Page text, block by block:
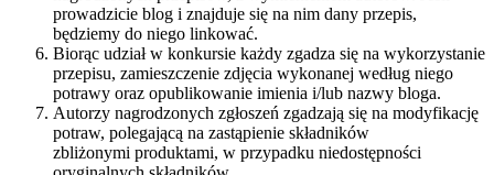
prowadzicie blog i znajduje się na nim dany przepis,
będziemy do niego linkować.
Biorąc udział w konkursie każdy zgadza się na wykorzystanie
przepisu, zamieszczenie zdjęcia wykonanej według niego
potrawy oraz opublikowanie imienia i/lub nazwy bloga.
Autorzy nagrodzonych zgłoszeń zgadzają się na modyfikację
potraw, polegającą na zastąpienie składników
zbliżonymi produktami, w przypadku niedostępności